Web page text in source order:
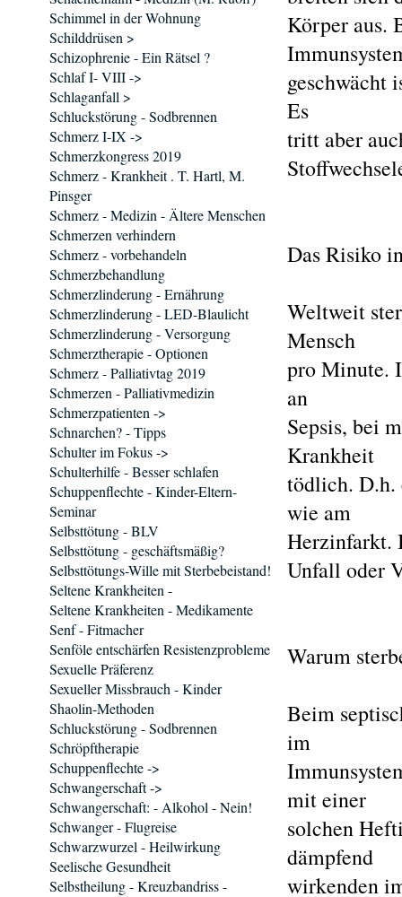
Körper aus.
geschwächt
Es
tritt aber
Das Risiko
Weltweit
Mensch
pro Minute.
an
Sepsis, bei
Krankheit
tödlich. D.h.
wie am
Herzinfarkt.
Unfall oder
Warum
Beim
im
mit einer
solchen
dämpfend
wirkenden
Schimmel in der Wohnung
Schilddrüsen >
Schizophrenie - Ein Rätsel ?
Schlaf I- VIII ->
Schlaganfall >
Schluckstörung - Sodbrennen
Schmerz I-IX ->
Schmerzkongress 2019
Schmerz - Krankheit . T. Hartl, M.
Pinsger
Schmerz - Medizin - Ältere Menschen
Schmerzen verhindern
Schmerz - vorbehandeln
Schmerzbehandlung
Schmerzlinderung - Ernährung
Schmerzlinderung - LED-Blaulicht
Schmerzlinderung - Versorgung
Schmerztherapie - Optionen
Schmerz - Palliativtag 2019
Schmerzen - Palliativmedizin
Schmerzpatienten ->
Schnarchen? - Tipps
Schulter im Fokus ->
Schulterhilfe - Besser schlafen
Schuppenflechte - Kinder-Eltern-
Seminar
Selbsttötung - BLV
Selbsttötung - geschäftsmäßig?
Selbsttötungs-Wille mit Sterbebeistand!
Seltene Krankheiten -
Seltene Krankheiten - Medikamente
Senf - Fitmacher
Senföle entschärfen Resistenzprobleme
Sexuelle Präferenz
Sexueller Missbrauch - Kinder
Shaolin-Methoden
Schluckstörung - Sodbrennen
Schröpftherapie
Schuppenflechte ->
Schwangerschaft ->
Schwangerschaft: - Alkohol - Nein!
Schwanger - Flugreise
Schwarzwurzel - Heilwirkung
Seelische Gesundheit
Selbstheilung - Kreuzbandriss -